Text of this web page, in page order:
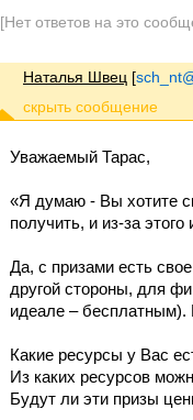
[Нет ответов на это
Наталья Швец [
Уважаемый Тарас,
«Я думаю - Вы хотите
получить, и из-за этого
Да, с призами есть
другой стороны, для
идеале – бесплатным).
Какие ресурсы у Вас
Из каких ресурсов
Будут ли эти призы